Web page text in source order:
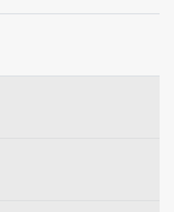
tshuā-sin-niû